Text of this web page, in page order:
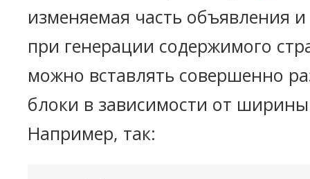
изменяемая часть объявления и
при генерации содержимого
можно вставлять совершенно
блоки в зависимости от
Например, так: